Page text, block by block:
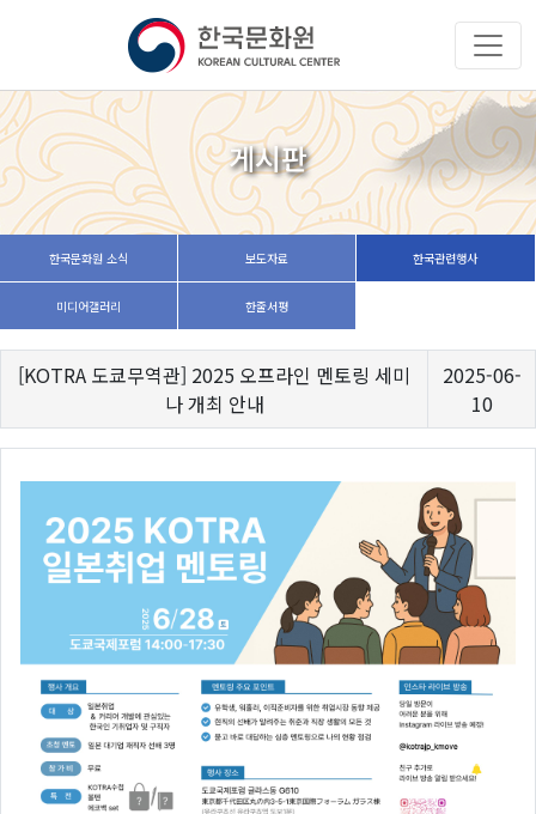
게시판
한국문화원 소식 보도자료 한국관련행사
미디어갤러리 한줄서평
[KOTRA 도쿄무역관] 2025 오프라인 멘토링 세미
나 개최 안내
2025-06-
10